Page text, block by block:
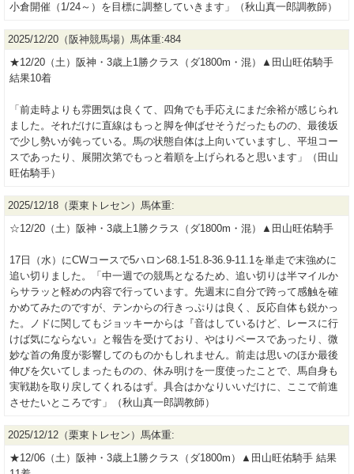
小倉開催（1/24～）を目標に調整していきます」（秋山真一郎調教師）
2025/12/20（阪神競馬場）馬体重:484
★12/20（土）阪神・3歳上1勝クラス（ダ1800m・混）▲田山旺佑騎手
結果10着
「前走時よりも雰囲気は良くて、四角でも手応えにまだ余裕が感じられ
ました。それだけに直線はもっと脚を伸ばせそうだったものの、最後坂
で少し勢いが鈍っている。馬の状態自体は上向いていますし、平坦コー
スであったり、展開次第でもっと着順を上げられると思います」（田山
旺佑騎手）
2025/12/18（栗東トレセン）馬体重:
☆12/20（土）阪神・3歳上1勝クラス（ダ1800m・混）▲田山旺佑騎手
17日（水）にCWコースで5ハロン68.1-51.8-36.9-11.1を単走で末強めに
追い切りました。「中一週での競馬となるため、追い切りは半マイルか
らサラッと軽めの内容で行っています。先週末に自分で跨って感触を確
かめてみたのですが、テンからの行きっぷりは良く、反応自体も鋭かっ
た。ノドに関してもジョッキーからは『音はしているけど、レースに行
けば気にならない』と報告を受けており、やはりペースであったり、微
妙な首の角度が影響してのものかもしれません。前走は思いのほか最後
伸びを欠いてしまったものの、休み明けを一度使ったことで、馬自身も
実戦勘を取り戻してくれるはず。具合はかなりいいだけに、ここで前進
させたいところです」（秋山真一郎調教師）
2025/12/12（栗東トレセン）馬体重:
★12/06（土）阪神・3歳上1勝クラス（ダ1800m）▲田山旺佑騎手 結果